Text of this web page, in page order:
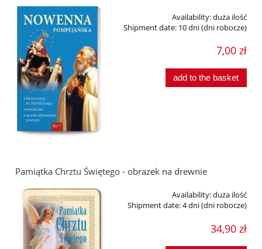
Availability:duża ilość
Shipment date: 10 dni (dni robocze)
7,00 zł
add to the basket
Pamiątka Chrztu Świętego - obrazek na drewnie
Availability:duża ilość
Shipment date:4 dni (dni robocze)
34,90 zł